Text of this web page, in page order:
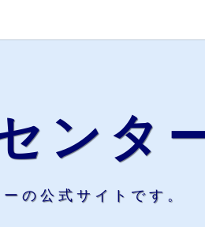
ンタ
の公式サイトです。